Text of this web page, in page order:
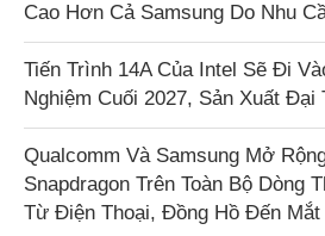
Cao Hơn Cả Samsung Do Nhu
Tiến Trình 14A Của Intel Sẽ Đi
Nghiệm Cuối 2027, Sản Xuất Đại
Qualcomm Và Samsung Mở
Snapdragon Trên Toàn Bộ Dòng
Từ Điện Thoại, Đồng Hồ Đến Mắt